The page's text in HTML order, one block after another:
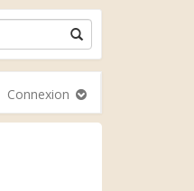
Connexion